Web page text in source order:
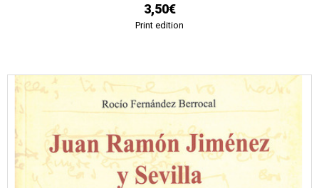
3,50€
Print edition